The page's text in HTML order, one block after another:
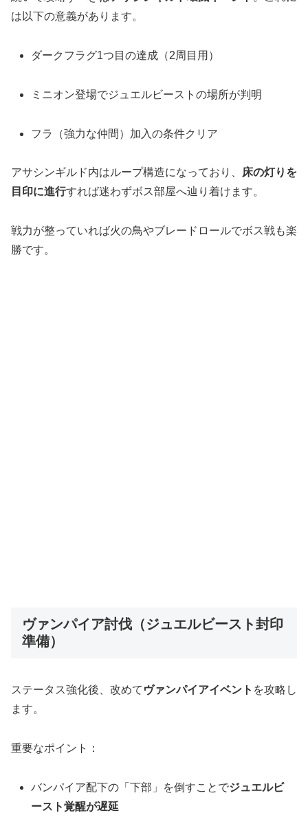
は以下の意義があります。
ダークフラグ1つ目の達成（2周目用）
ミニオン登場でジュエルビーストの場所が判明
フラ（強力な仲間）加入の条件クリア
アサシンギルド内はループ構造になっており、 床の灯りを
目印に進行すれば迷わずボス部屋へ辿り着けます。
戦力が整っていれば火の鳥やブレードロールでボス戦も楽
勝です。
ヴァンパイア討伐（ジュエルビースト封印
準備）
ステータス強化後、改めて ヴァンパイアイベント を攻略し
ます。
重要なポイント：
バンパイア配下の「下部」を倒すことでジュエルビ
ースト覚醒が遅延